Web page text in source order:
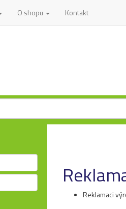
O shopu Kontakt
Reklamaci